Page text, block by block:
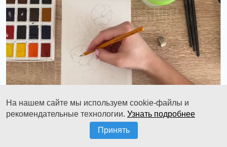
Прорисовываем толщинку у наших стеблей.
На нашем сайте мы используем cookie-файлы и
рекомендательные технологии. Узнать подробнее
Принять